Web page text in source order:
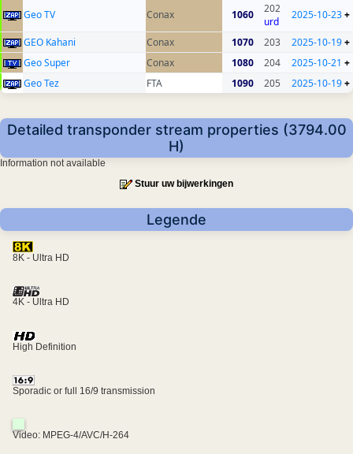
Geo TV Conax 1060
202
urd
2025-10-23+
GEO Kahani Conax 1070 203 2025-10-19+
Geo Super
Conax 1080 204 2025-10-21 +
Geo Tez
FTA 1090 205 2025-10-19+
Detailed transponder stream properties (3794.00
H)
Information not available
Stuur uw bijwerkingen
Legende
8K - Ultra HD
4K - Ultra HD
High Definition
Sporadic or full 16/9 transmission
Video: MPEG-4/AVC/H-264